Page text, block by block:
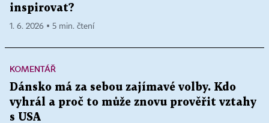
inspirovat?
1. 6. 2026 ▪ 5 min. čtení
KOMENTÁŘ
Dánsko má za sebou zajímavé volby. Kdo
vyhrál a proč to může znovu prověřit vztahy
s USA